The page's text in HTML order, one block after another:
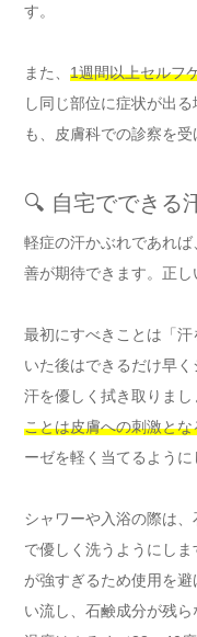
す。
また、 1週間以上セルフ
し同じ部位に症状が出
も、皮膚科での診察を受
🔍 自宅でできる
軽症の汗かぶれであれ
善が期待できます。正し
最初にすべきことは「
いた後はできるだけ早
汗を優しく拭き取りまし
ことは皮膚への刺激とな
ーゼを軽く当てるように
シャワーや入浴の際は
で優しく洗うようにし
が強すぎるため使用を
い流し、石鹸成分が残ら